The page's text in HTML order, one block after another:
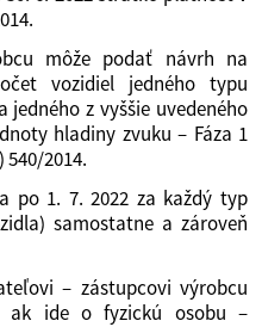
môže podať návrh na
vozidiel jedného typu
z vyššie uvedeného
hladiny zvuku – Fáza 1
2014.
po 1. 7. 2022 za každý typ
samostatne a zároveň
– zástupcovi výrobcu
ide o fyzickú osobu –